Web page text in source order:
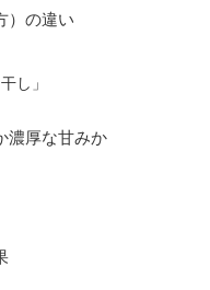
）の違い
し」
濃厚な甘みか